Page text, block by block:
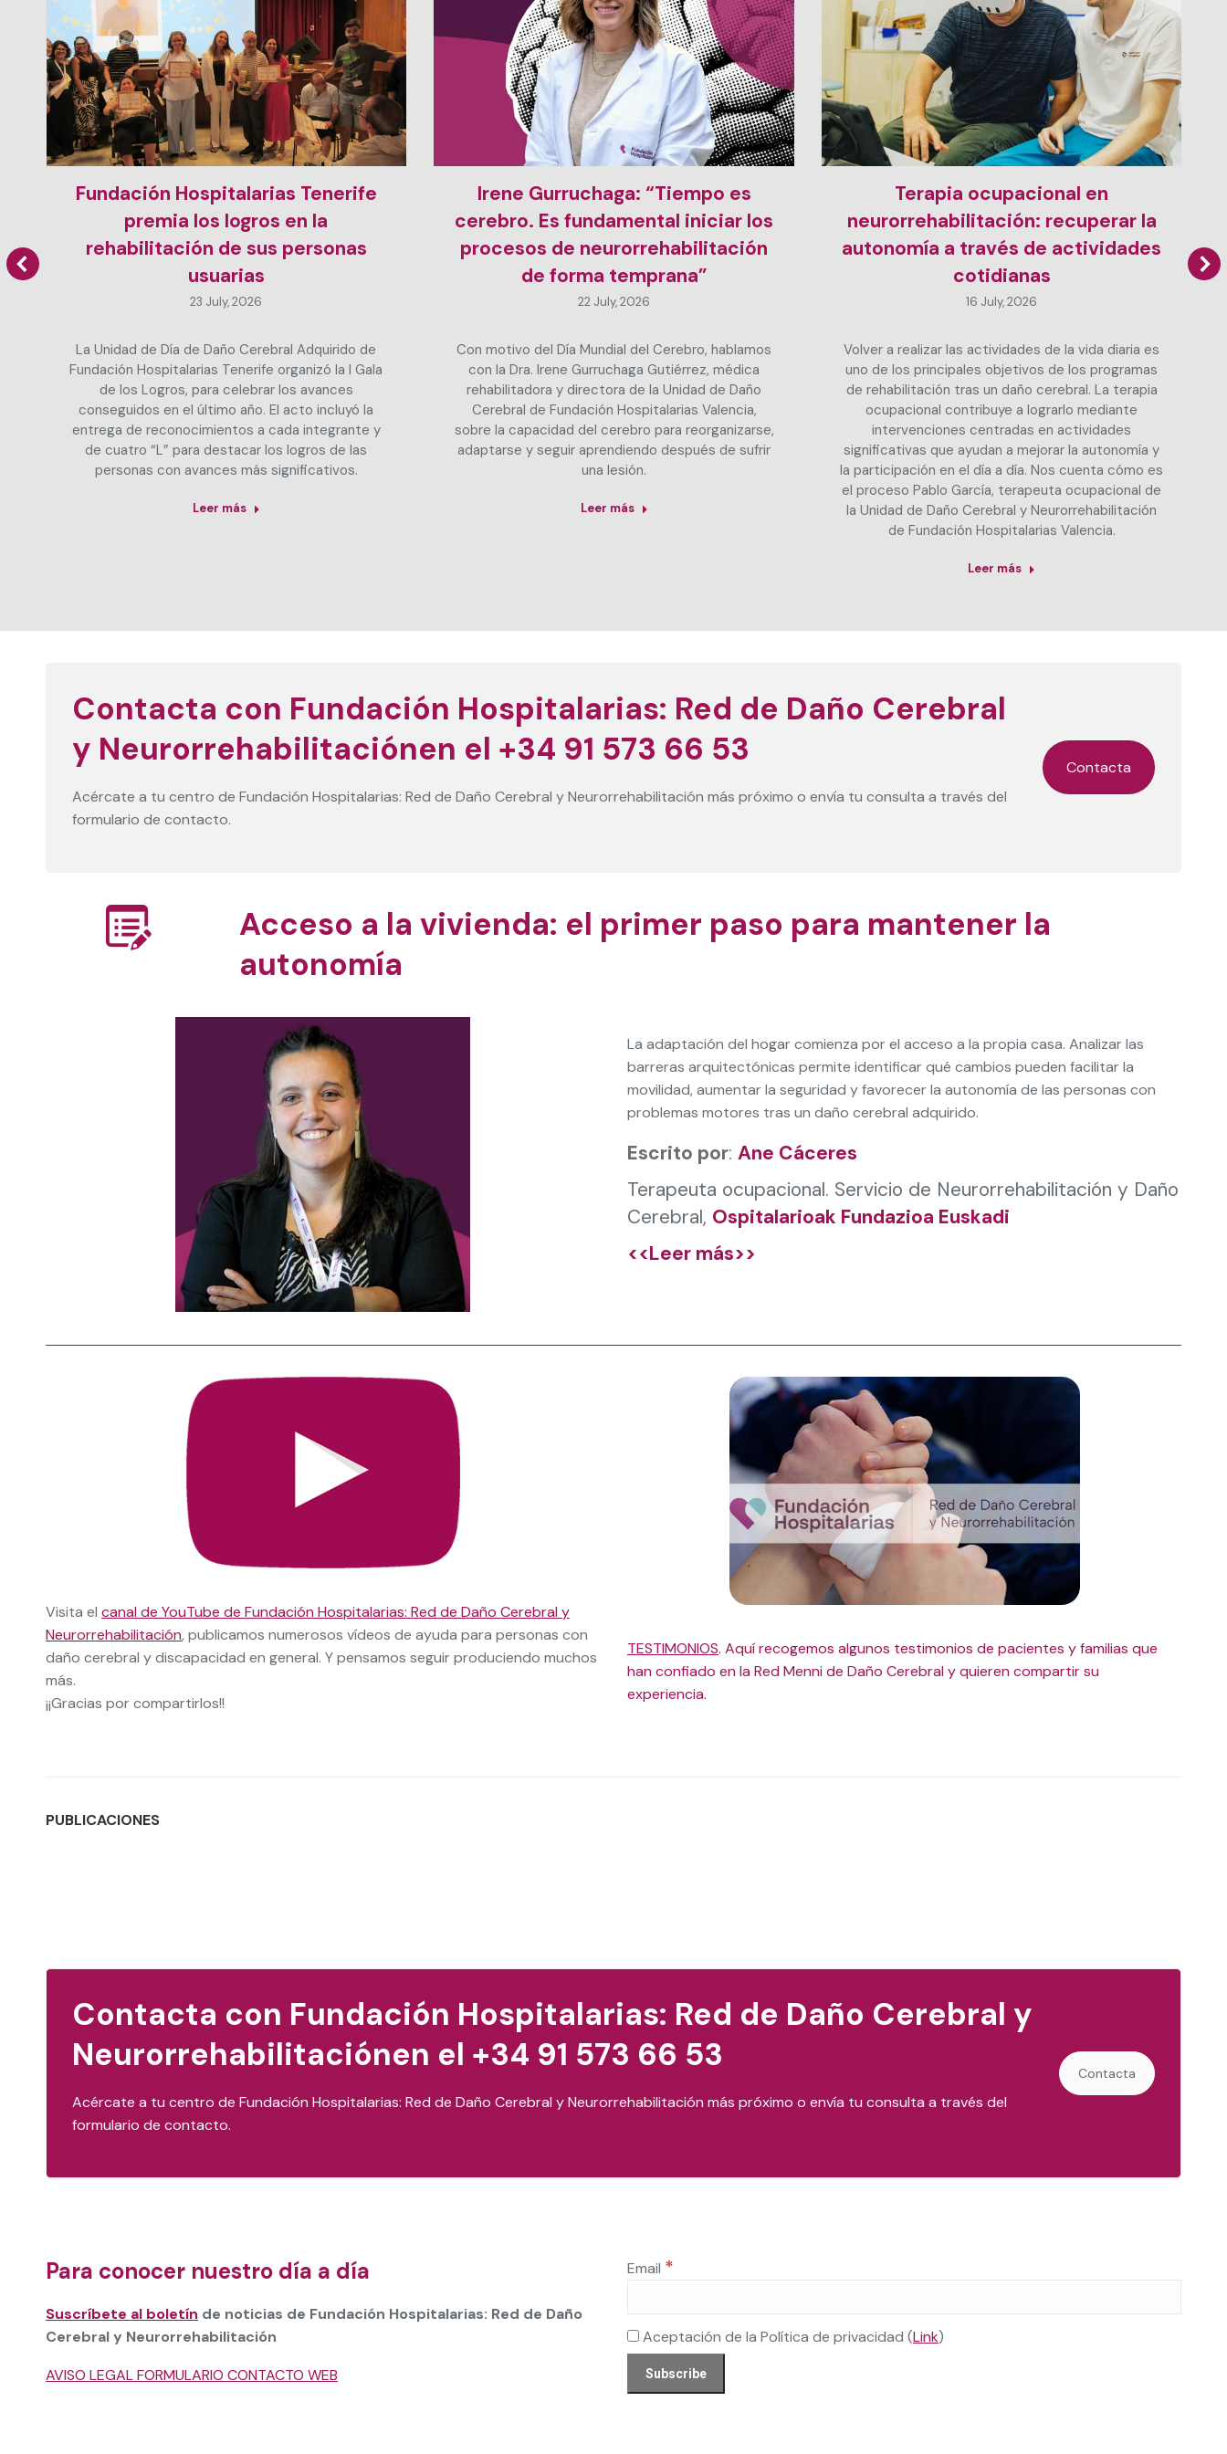
Fundación Hospitalarias Tenerife
premia los logros en la
rehabilitación de sus personas
usuarias
23 July, 2026
La Unidad de Día de Daño Cerebral Adquirido de
Fundación Hospitalarias Tenerife organizó la I Gala
de los Logros, para celebrar los avances
conseguidos en el último año. El acto incluyó la
entrega de reconocimientos a cada integrante y
de cuatro “L” para destacar los logros de las
personas con avances más significativos.
Leer más
Irene Gurruchaga: “Tiempo es
cerebro. Es fundamental iniciar los
procesos de neurorrehabilitación
de forma temprana”
22 July, 2026
Con motivo del Día Mundial del Cerebro, hablamos
con la Dra. Irene Gurruchaga Gutiérrez, médica
rehabilitadora y directora de la Unidad de Daño
Cerebral de Fundación Hospitalarias Valencia,
sobre la capacidad del cerebro para reorganizarse,
adaptarse y seguir aprendiendo después de sufrir
una lesión.
Leer más
Terapia ocupacional en
neurorrehabilitación: recuperar la
autonomía a través de actividades
cotidianas
16 July, 2026
Volver a realizar las actividades de la vida diaria es
uno de los principales objetivos de los programas
de rehabilitación tras un daño cerebral. La terapia
ocupacional contribuye a lograrlo mediante
intervenciones centradas en actividades
significativas que ayudan a mejorar la autonomía y
la participación en el día a día. Nos cuenta cómo es
el proceso Pablo García, terapeuta ocupacional de
la Unidad de Daño Cerebral y Neurorrehabilitación
de Fundación Hospitalarias Valencia.
Leer más
Contacta con Fundación Hospitalarias: Red de Daño Cerebral
y Neurorrehabilitaciónen el +34 91 573 66 53
Acércate a tu centro de Fundación Hospitalarias: Red de Daño Cerebral y Neurorrehabilitación más próximo o envía tu consulta a través del
formulario de contacto.
Contacta
Acceso a la vivienda: el primer paso para mantener la
autonomía
La adaptación del hogar comienza por el acceso a la propia casa. Analizar las
barreras arquitectónicas permite identificar qué cambios pueden facilitar la
movilidad, aumentar la seguridad y favorecer la autonomía de las personas con
problemas motores tras un daño cerebral adquirido.
Escrito por: Ane Cáceres
Terapeuta ocupacional. Servicio de Neurorrehabilitación y Daño
Cerebral, Ospitalarioak Fundazioa Euskadi
<<Leer más>>
Visita el canal de YouTube de Fundación Hospitalarias: Red de Daño Cerebral y
Neurorrehabilitación, publicamos numerosos vídeos de ayuda para personas con
daño cerebral y discapacidad en general. Y pensamos seguir produciendo muchos
más.
¡¡Gracias por compartirlos!!
TESTIMONIOS. Aquí recogemos algunos testimonios de pacientes y familias que
han confiado en la Red Menni de Daño Cerebral y quieren compartir su
experiencia.
PUBLICACIONES
Contacta con Fundación Hospitalarias: Red de Daño Cerebral y
Neurorrehabilitaciónen el +34 91 573 66 53
Acércate a tu centro de Fundación Hospitalarias: Red de Daño Cerebral y Neurorrehabilitación más próximo o envía tu consulta a través del
formulario de contacto.
Contacta
Para conocer nuestro día a día
Suscríbete al boletín de noticias de Fundación Hospitalarias: Red de Daño
Cerebral y Neurorrehabilitación
AVISO LEGAL FORMULARIO CONTACTO WEB
Email *
Aceptación de la Política de privacidad (Link)